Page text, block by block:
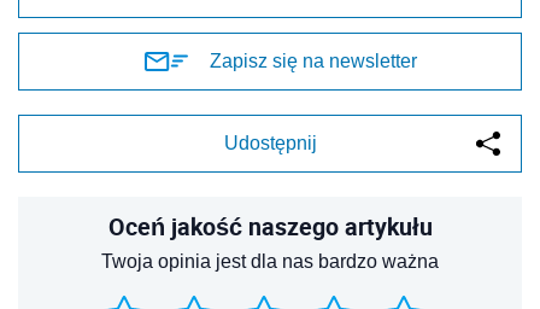
Zapisz się na newsletter
Udostępnij
Oceń jakość naszego artykułu
Twoja opinia jest dla nas bardzo ważna